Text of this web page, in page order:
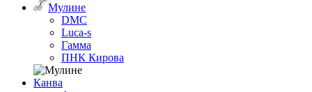
Мулине
DMC
Luca-s
Гамма
ПНК Кирова
Канва